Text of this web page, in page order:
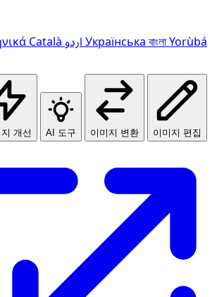
Català Українська বাংলাYorùbá
개선 AI 도구 이미지 변환 이미지 편집